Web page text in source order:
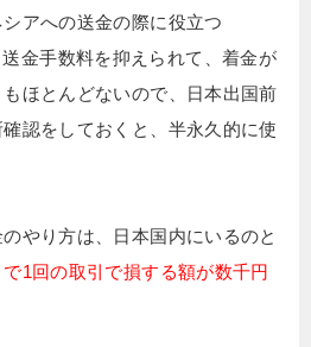
アへの送金の際に役立つ
金手数料を抑えられて、着金が
ほとんどないので、日本出国前
認をしておくと、半永久的に使
やり方は、日本国内にいるのと
1回の取引で損する額が数千円